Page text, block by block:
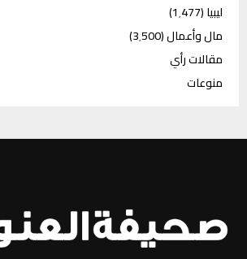
ليبيا(1٬477)
مال وأعمال(3٬500)
مقالات رأي
منوعات